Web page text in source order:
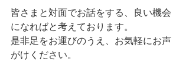
皆さまと対面でお話をする、良い機会
になればと考えております。
是非足をお運びのうえ、お気軽にお声
がけください。